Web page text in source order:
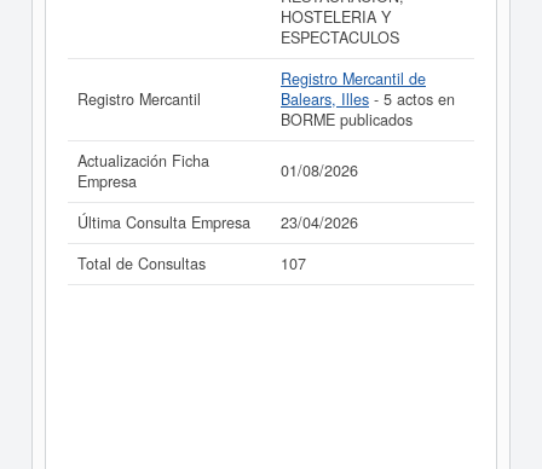
resultados disponibles.
La última actualización del informe de empresa se ha
realizado el 01/08/2026.
HOSTELERIA Y
ESPECTACULOS
Registro Mercantil
Registro Mercantil de
Balears, Illes - 5 actos en
BORME publicados
Actualización Ficha
Empresa
01/08/2026
Última Consulta Empresa
23/04/2026
Total de Consultas
107